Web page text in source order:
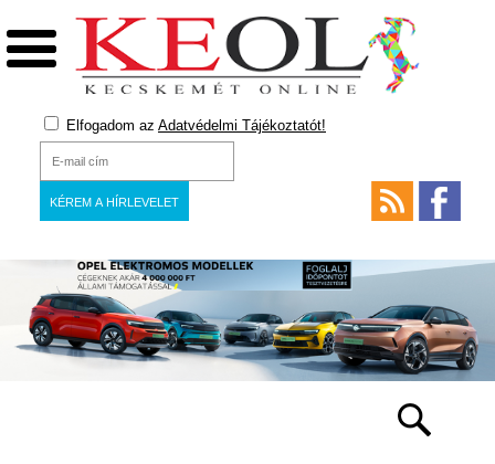
Elfogadom az Adatvédelmi Tájékoztatót!